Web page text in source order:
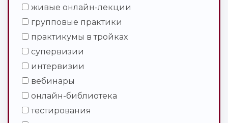
живые онлайн-лекции
групповые практики
практикумы в тройках
супервизии
интервизии
вебинары
онлайн-библиотека
тестирования